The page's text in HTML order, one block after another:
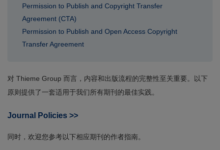
Permission to Publish and Copyright Transfer
Agreement (CTA)
Permission to Publish and Open Access Copyright
Transfer Agreement
对 Thieme Group 而言，内容和出版流程的完整性至关重要。以下
原则提供了一套适用于我们所有期刊的最佳实践。
Journal Policies >>
同时，欢迎您参考以下相应期刊的作者指南。